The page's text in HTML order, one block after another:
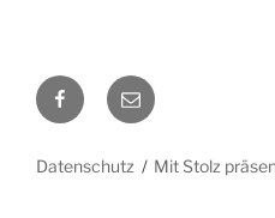
Facebook
E-
Mail
Datenschutz Mit Stolz